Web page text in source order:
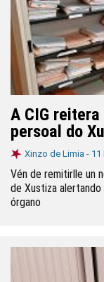
A CIG
persoal do
Xinzo de Limia - 11
Vén de remitirlle un
de Xustiza
órgano